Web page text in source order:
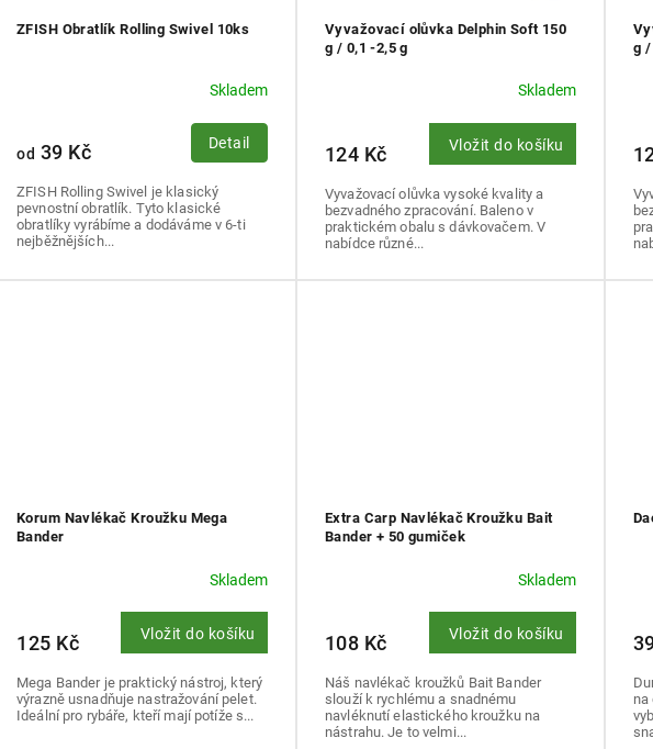
ZFISH Obratlík Rolling Swivel 10ks
Skladem
od 39 Kč Detail
ZFISH Rolling Swivel je klasický
pevnostní obratlík. Tyto klasické
obratlíky vyrábíme a dodáváme v 6-ti
nejběžnějších...
Vyvažovací olůvka Delphin Soft 150
g / 0,1 -2,5 g
Skladem
124 Kč Vložit do košíku
Vyvažovací olůvka vysoké kvality a
bezvadného zpracování. Baleno v
praktickém obalu s dávkovačem. V
nabídce různé...
g /
Korum Navlékač Kroužku Mega
Bander
Skladem
125 Kč Vložit do košíku
Mega Bander je praktický nástroj, který
výrazně usnadňuje nastražování pelet.
Ideální pro rybáře, kteří mají potíže s...
Extra Carp Navlékač Kroužku Bait
Bander + 50 gumiček
Skladem
108 Kč Vložit do košíku
Náš navlékač kroužků Bait Bander
slouží k rychlému a snadnému
navléknutí elastického kroužku na
nástrahu. Je to velmi...
na